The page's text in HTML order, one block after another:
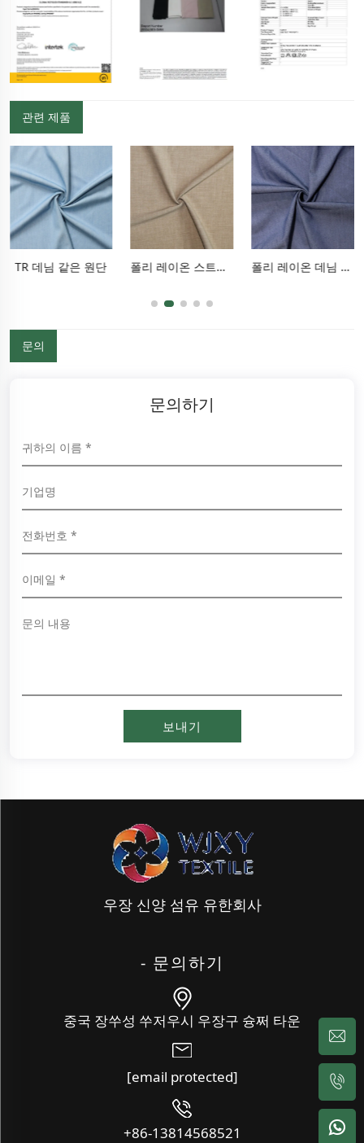
관련 제품
TR 데님 같은 원단 폴리 레이온 스트레치 팬츠 원단 폴리 레이온 데님 같은 원단
문의
문의하기
우장 신양 섬유 유한회사
- 문의하기
중국 장쑤성 쑤저우시 우장구 슝쩌 타운
[email protected]
+86-13814568521